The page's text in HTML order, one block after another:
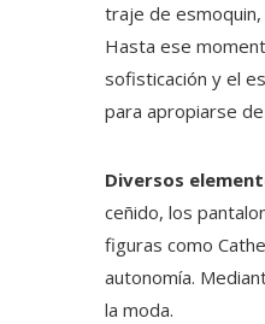
traje de
Hasta ese
sofisticación y el
para apropiarse
Diversos
ceñido, los
figuras como
autonomía.
la moda.